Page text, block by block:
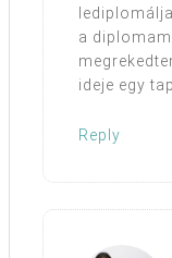
a
ideje egy
Reply